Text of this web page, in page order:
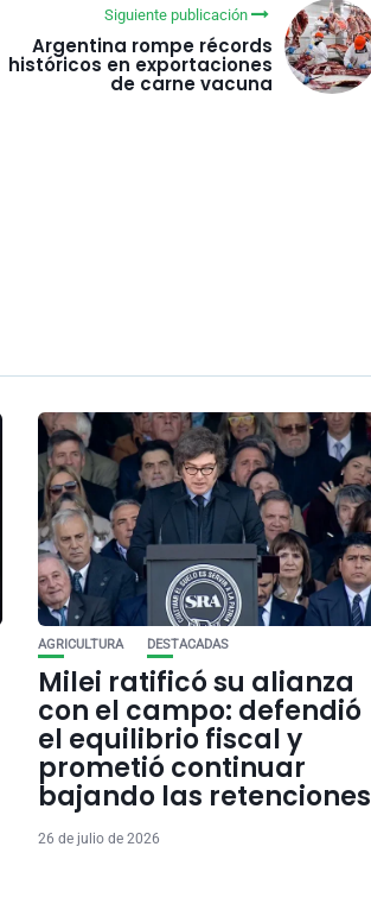
Siguiente publicación
Argentina rompe récords
históricos en exportaciones
de carne vacuna
AGRICULTURA DESTACADAS
Milei ratificó su alianza
con el campo: defendió
el equilibrio fiscal y
prometió continuar
bajando las retenciones
26 de julio de 2026